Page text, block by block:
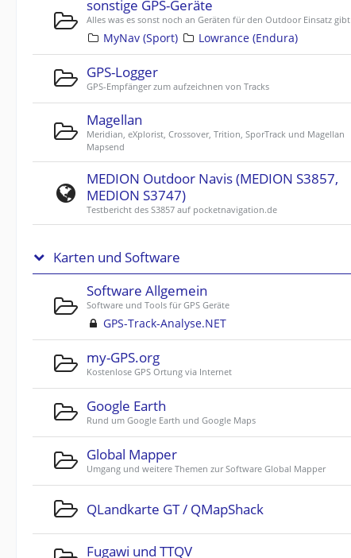
sonstige GPS-Geräte
Alles was es sonst noch an Geräten für den Outdoor Einsatz gibt
MyNav (Sport) Lowrance (Endura)
GPS-Logger
GPS-Empfänger zum aufzeichnen von Tracks
Magellan
Meridian, eXplorist, Crossover, Trition, SporTrack und Magellan
Mapsend
MEDION Outdoor Navis (MEDION S3857,
MEDION S3747)
Testbericht des S3857 auf pocketnavigation.de
Karten und Software
Software Allgemein
Software und Tools für GPS Geräte
GPS-Track-Analyse.NET
my-GPS.org
Kostenlose GPS Ortung via Internet
Google Earth
Rund um Google Earth und Google Maps
Global Mapper
Umgang und weitere Themen zur Software Global Mapper
QLandkarte GT / QMapShack
Fugawi und TTQV